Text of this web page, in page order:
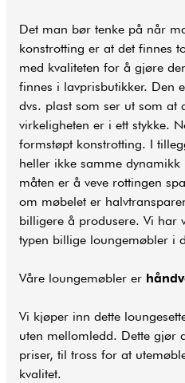
Det man bør tenke på når
konstrotting er at det finnes
med kvaliteten for å gjøre
finnes i lavprisbutikker. Den
dvs. plast som ser ut som at
virkeligheten er i ett stykke.
formstøpt konstrotting. I
heller ikke samme
måten er å veve rottingen
om møbelet er
billigere å produsere. Vi har
typen billige loungemøbler i
Våre loungemøbler er
Vi kjøper inn dette
uten mellomledd. Dette gjør
priser, til tross for at
kvalitet.